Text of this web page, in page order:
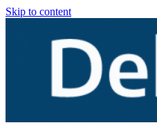
Skip to content